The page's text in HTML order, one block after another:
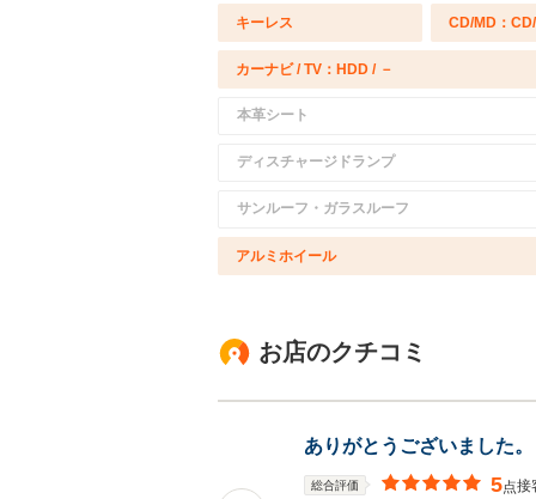
キーレス CD/MD：
カーナビ / TV：HDD / －
本革シート
ディスチャージドランプ
サンルーフ・ガラスルーフ
アルミホイール
お店のクチコミ
ありがとうございました。
総合評価 5点接